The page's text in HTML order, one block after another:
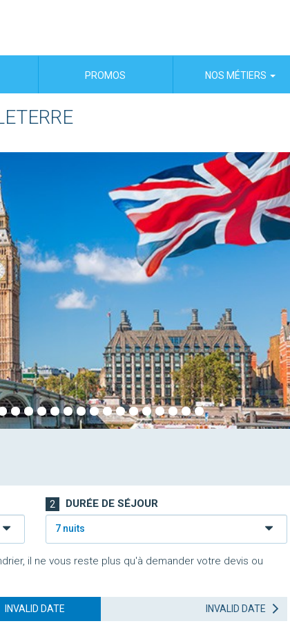
PROMOS NOS MÉTIERS
2 DURÉE DE SÉJOUR
7 nuits
il ne vous reste plus qu'à demander votre devis ou
INVALID DATE INVALID DATE